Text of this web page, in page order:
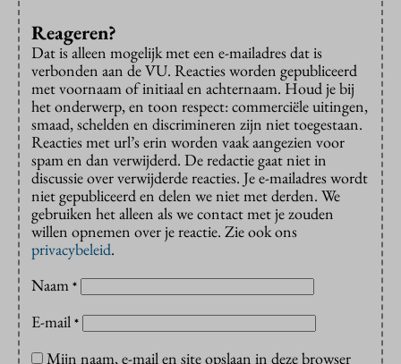
Reageren?
Dat is alleen mogelijk met een e-mailadres dat is
verbonden aan de VU. Reacties worden gepubliceerd
met voornaam of initiaal en achternaam. Houd je bij
het onderwerp, en toon respect: commerciële uitingen,
smaad, schelden en discrimineren zijn niet toegestaan.
Reacties met url’s erin worden vaak aangezien voor
spam en dan verwijderd. De redactie gaat niet in
discussie over verwijderde reacties. Je e-mailadres wordt
niet gepubliceerd en delen we niet met derden. We
gebruiken het alleen als we contact met je zouden
willen opnemen over je reactie. Zie ook ons
privacybeleid.
Naam *
E-mail *
Mijn naam, e-mail en site opslaan in deze browser